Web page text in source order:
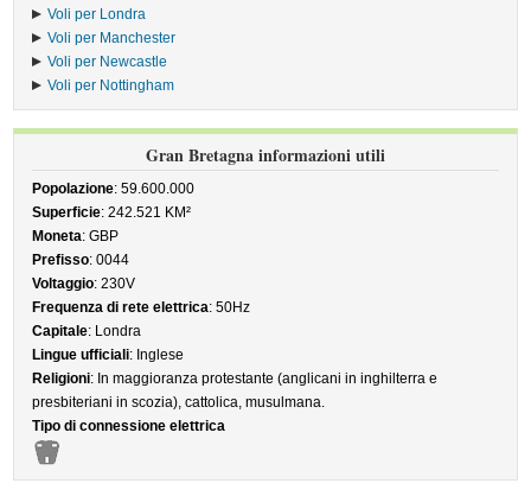
Voli per Londra
Voli per Manchester
Voli per Newcastle
Voli per Nottingham
Gran Bretagna informazioni utili
Popolazione: 59.600.000
Superficie: 242.521 KM²
Moneta: GBP
Prefisso: 0044
Voltaggio: 230V
Frequenza di rete elettrica: 50Hz
Capitale: Londra
Lingue ufficiali: Inglese
Religioni: In maggioranza protestante (anglicani in inghilterra e
presbiteriani in scozia), cattolica, musulmana.
Tipo di connessione elettrica